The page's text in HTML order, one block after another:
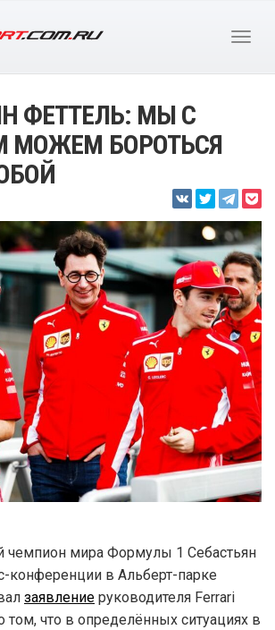
ФЕТТЕЛЬ: МЫ С
МОЖЕМ БОРОТЬСЯ
чемпион мира Формулы 1 Себастьян
конференции в Альберт-парке
заявление руководителя Ferrari
том, что в определённых ситуациях в